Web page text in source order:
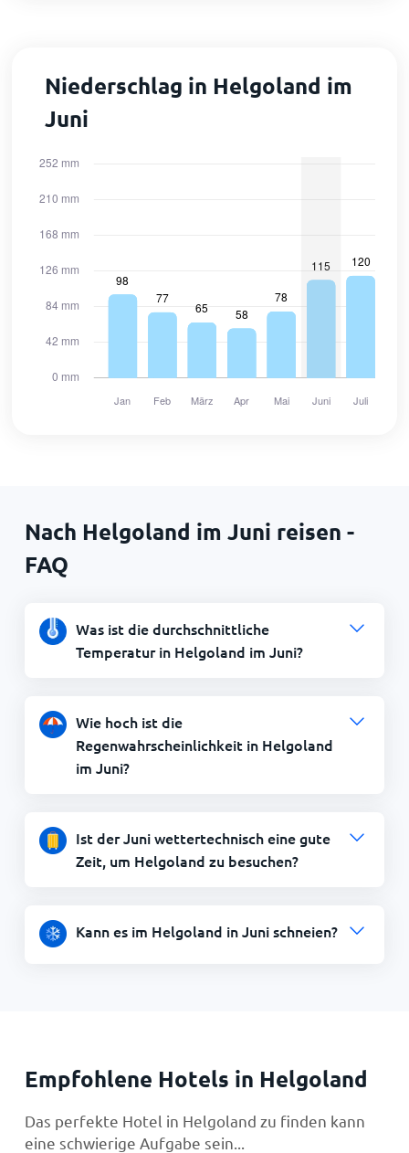
Niederschlag in Helgoland im
Juni
Nach Helgoland im Juni reisen -
FAQ
Was ist die durchschnittliche
Temperatur in Helgoland im Juni?
Wie hoch ist die
Regenwahrscheinlichkeit in Helgoland
im Juni?
Ist der Juni wettertechnisch eine gute
Zeit, um Helgoland zu besuchen?
Kann es im Helgoland in Juni schneien?
Empfohlene Hotels in Helgoland
Das perfekte Hotel in Helgoland zu finden kann
eine schwierige Aufgabe sein...